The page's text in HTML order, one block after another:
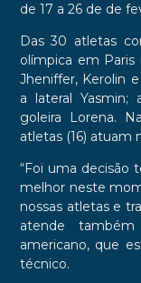
de 17 a 26 de de
Das 30 atletas
olímpica em Paris
Jheniffer, Kerolin
a lateral Yasmin;
goleira Lorena.
atletas (16) atuam
“Foi uma decisão
melhor neste
nossas atletas e
atende
americano, que
técnico.